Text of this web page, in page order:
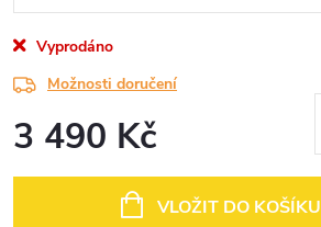
Vyprodáno
Možnosti doručení
3 490 Kč
VLOŽIT DO KOŠÍKU